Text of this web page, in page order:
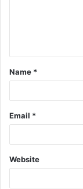
Name *
Email *
Website